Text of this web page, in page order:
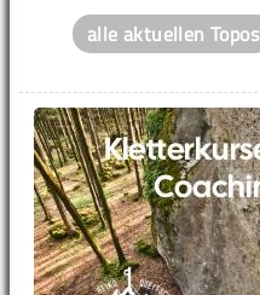
alle aktuellen Topos